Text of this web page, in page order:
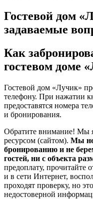
Гостевой дом
задаваемые
Как
гостевом доме
Гостевой дом «Лучик»
телефону. При нажатии
предоставятся номера
и бронирования.
Обратите внимание! Мы
ресурсом (сайтом). Мы не
бронированию и не
гостей, ни с объекта
предоплату, прочитайте
и в сети Интернет,
проходят проверку, но
недостоверной